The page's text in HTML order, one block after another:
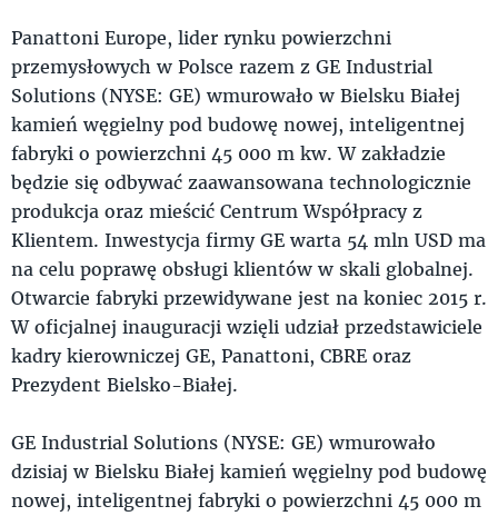
Panattoni Europe, lider rynku powierzchni
przemysłowych w Polsce razem z GE Industrial
Solutions (NYSE: GE) wmurowało w Bielsku Białej
kamień węgielny pod budowę nowej, inteligentnej
fabryki o powierzchni 45 000 m kw. W zakładzie
będzie się odbywać zaawansowana technologicznie
produkcja oraz mieścić Centrum Współpracy z
Klientem. Inwestycja firmy GE warta 54 mln USD ma
na celu poprawę obsługi klientów w skali globalnej.
Otwarcie fabryki przewidywane jest na koniec 2015 r.
W oficjalnej inauguracji wzięli udział przedstawiciele
kadry kierowniczej GE, Panattoni, CBRE oraz
Prezydent Bielsko-Białej.
GE Industrial Solutions (NYSE: GE) wmurowało
dzisiaj w Bielsku Białej kamień węgielny pod budowę
nowej, inteligentnej fabryki o powierzchni 45 000 m